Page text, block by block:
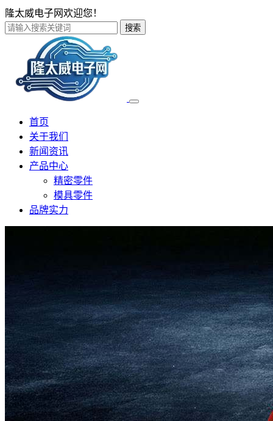
隆太威电子网欢迎您！
搜索
首页
关于我们
新闻资讯
产品中心
精密零件
模具零件
品牌实力